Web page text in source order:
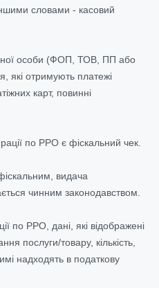
словами - касовий
особи (ФОП, ТОВ, ПП або
які отримують платежі
карт, повинні
по РРО є фіскальний чек.
видача
чинним законодавством.
по РРО, дані, які відображені
послуги/товару, кількість,
надходять в податкову